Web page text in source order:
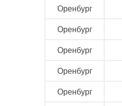
Оренбург
Оренбург
Оренбург
Оренбург
Оренбург